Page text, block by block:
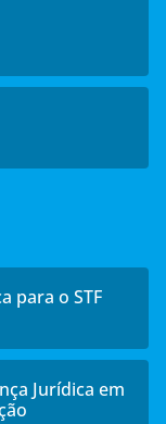
para o STF
Jurídica em